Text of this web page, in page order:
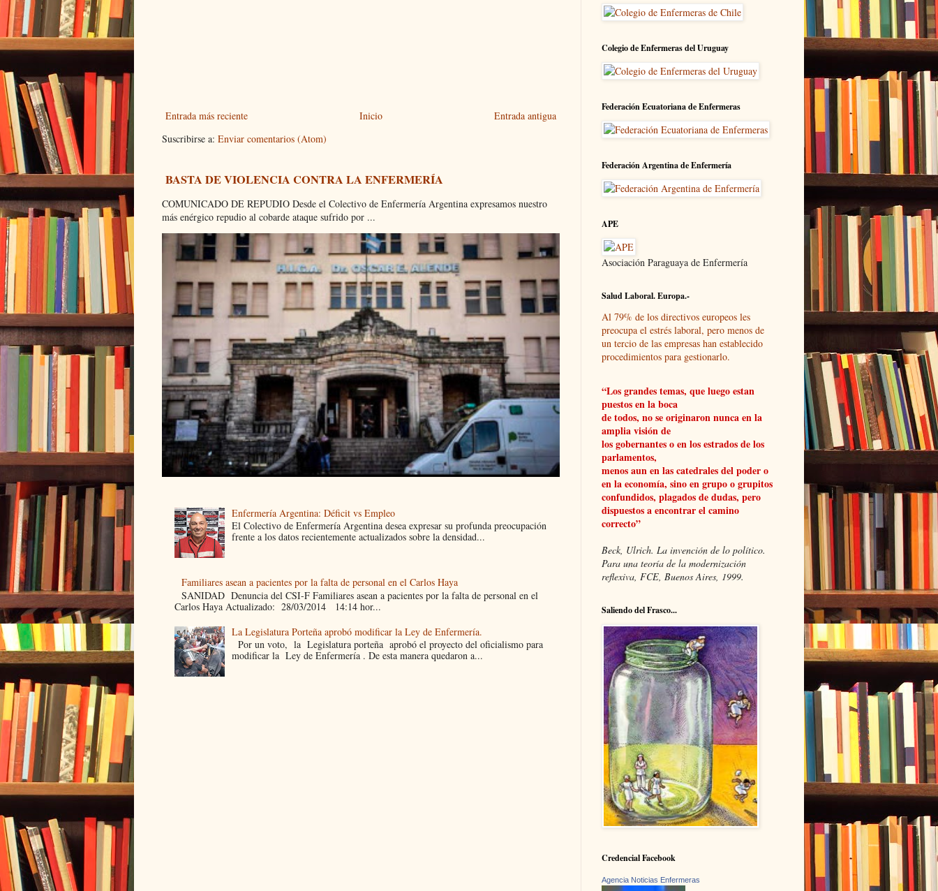
Entrada más reciente Entrada antigua
Inicio
Suscribirse a: Enviar comentarios (Atom)
BASTA DE VIOLENCIA CONTRA LA ENFERMERÍA
COMUNICADO DE REPUDIO Desde el Colectivo de Enfermería Argentina expresamos nuestro
más enérgico repudio al cobarde ataque sufrido por ...
Enfermería Argentina: Déficit vs Empleo
El Colectivo de Enfermería Argentina desea expresar su profunda preocupación
frente a los datos recientemente actualizados sobre la densidad...
Familiares asean a pacientes por la falta de personal en el Carlos Haya
SANIDAD Denuncia del CSI-F Familiares asean a pacientes por la falta de personal en el
Carlos Haya Actualizado: 28/03/2014 14:14 hor...
La Legislatura Porteña aprobó modificar la Ley de Enfermería.
Por un voto, la Legislatura porteña aprobó el proyecto del oficialismo para
modificar la Ley de Enfermería . De esta manera quedaron a...
Colegio de Enfermeras del Uruguay
Federación Ecuatoriana de Enfermeras
Federación Argentina de Enfermería
APE
Asociación Paraguaya de Enfermería
Salud Laboral. Europa.-
Al 79% de los directivos europeos les
preocupa el estrés laboral, pero menos de
un tercio de las empresas han establecido
procedimientos para gestionarlo.
“Los grandes temas, que luego estan
puestos en la boca
de todos, no se originaron nunca en la
amplia visión de
los gobernantes o en los estrados de los
parlamentos,
menos aun en las catedrales del poder o
en la economía, sino en grupo o grupitos
confundidos, plagados de dudas, pero
dispuestos a encontrar el camino
correcto”
Beck, Ulrich. La invención de lo político.
Para una teoría de la modernización
reflexiva, FCE, Buenos Aires, 1999.
Saliendo del Frasco...
Credencial Facebook
Agencia Noticias Enfermeras